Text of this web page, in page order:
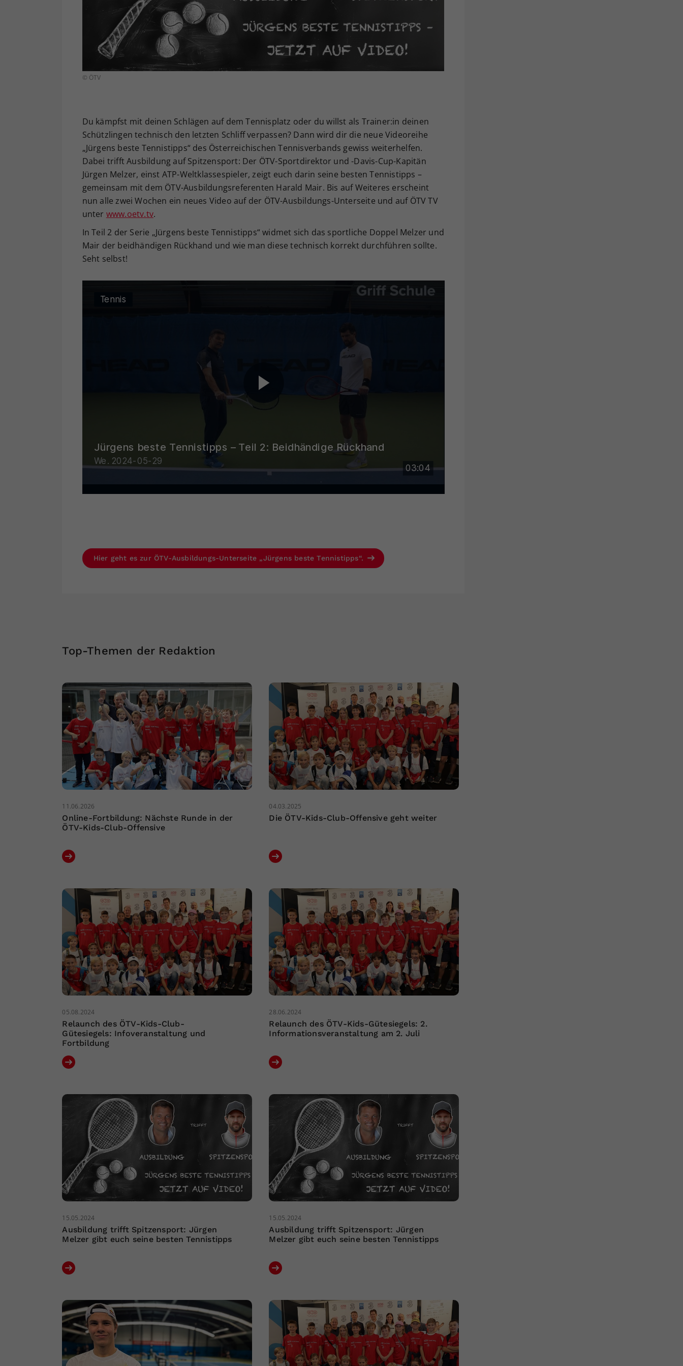
© ÖTV
Du kämpfst mit deinen Schlägen auf dem Tennisplatz oder du willst als Trainer:in deinen
Schützlingen technisch den letzten Schliff verpassen? Dann wird dir die neue Videoreihe
„Jürgens beste Tennistipps“ des Österreichischen Tennisverbands gewiss weiterhelfen.
Dabei trifft Ausbildung auf Spitzensport: Der ÖTV-Sportdirektor und -Davis-Cup-Kapitän
Jürgen Melzer, einst ATP-Weltklassespieler, zeigt euch darin seine besten Tennistipps –
gemeinsam mit dem ÖTV-Ausbildungsreferenten Harald Mair. Bis auf Weiteres erscheint
nun alle zwei Wochen ein neues Video auf der ÖTV-Ausbildungs-Unterseite und auf ÖTV TV
unter www.oetv.tv.
In Teil 2 der Serie „Jürgens beste Tennistipps“ widmet sich das sportliche Doppel Melzer und
Mair der beidhändigen Rückhand und wie man diese technisch korrekt durchführen sollte.
Seht selbst!
Hier geht es zur ÖTV-Ausbildungs-Unterseite „Jürgens beste Tennistipps“.
Top-Themen der Redaktion
11.06.2026
Online-Fortbildung: Nächste Runde in der
ÖTV-Kids-Club-Offensive
04.03.2025
Die ÖTV-Kids-Club-Offensive geht weiter
05.08.2024
Relaunch des ÖTV-Kids-Club-
Gütesiegels: Infoveranstaltung und
Fortbildung
28.06.2024
Relaunch des ÖTV-Kids-Gütesiegels: 2.
Informationsveranstaltung am 2. Juli
15.05.2024
Ausbildung trifft Spitzensport: Jürgen
Melzer gibt euch seine besten Tennistipps
15.05.2024
Ausbildung trifft Spitzensport: Jürgen
Melzer gibt euch seine besten Tennistipps
Webseiten-Betreiber dies eingestellt hat.